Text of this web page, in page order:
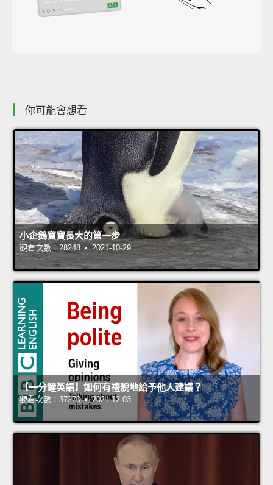
你可能會想看
小企鵝寶寶長大的第一步
觀看次數：28248 • 2021-10-29
【一分鐘英語】如何有禮貌地給予他人建議？
觀看次數：37270 • 2021-12-03